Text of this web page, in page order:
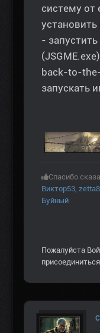
систему от
установить
-
back-to-
запускать
Спасибо
Виктор53
Буйный
Пожалуйста